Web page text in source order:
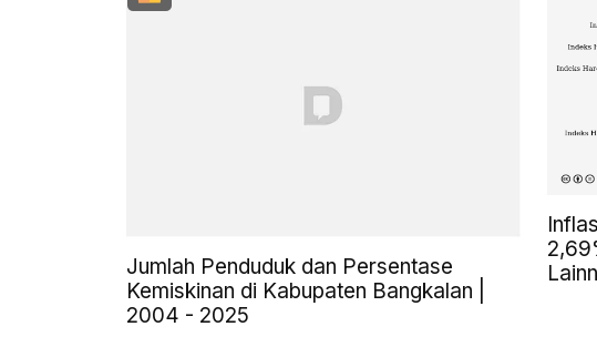
Jumlah Penduduk dan Persentase
Kemiskinan di Kabupaten Bangkalan |
2004 - 2025